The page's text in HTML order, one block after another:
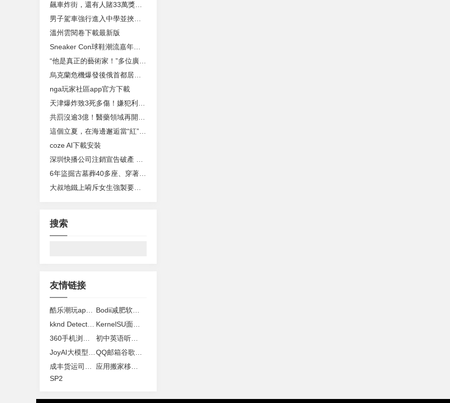
飆車炸街，還有人賭33萬獎金！全抓了！
男子駕車強行進入中學並挾持一名學生，已被警方控製
溫州雲閱卷下載最新版
Sneaker Con球鞋潮流嘉年華廣州站落幕 大麥體育探索全新服務場景
“他是真正的藝術家！”多位廣東文藝家追憶黃永玉
烏克蘭危機爆發後俄首都居民區首次遭襲，普京發聲！
nga玩家社區app官方下載
天津爆炸致3死多傷！嫌犯利用煙花爆竹作案
共罰沒逾3億！醫藥領域再開反壟斷罰單 遠大醫藥回應已整改
這個立夏，在海邊邂逅當“紅”大明星
coze AI下載安裝
深圳快播公司注銷宣告破產 此前曾因傳播淫穢信息被查封
6年盜掘古墓葬40多座、穿著盜來的龍袍拍照炫耀……這個盜墓集團已被全部抓獲
大叔地鐵上嗬斥女生強製要求讓座 聲稱自己有殘疾證惹眾怒
搜索
友情链接
酷乐潮玩app下载官方
Bodii减肥软件下载
kknd Detector app下载安装
KernelSU面具Next版下载
360手机浏览器下载正版客户端
初中英语听力app下载
JoyAI大模型下载
QQ邮箱谷歌版app下载
成丰货运司机端下载安装
应用搬家移至sd卡软件下载
SP2